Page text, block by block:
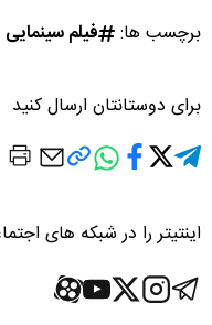
برچسب ها: فیلم سینمایی
برای دوستانتان ارسال کنید
اینتیتر را در شبکه های